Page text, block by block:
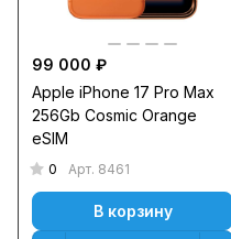
99 000 ₽
Apple iPhone 17 Pro Max
256Gb Cosmic Orange
eSIM
0 Арт. 8461
В корзину